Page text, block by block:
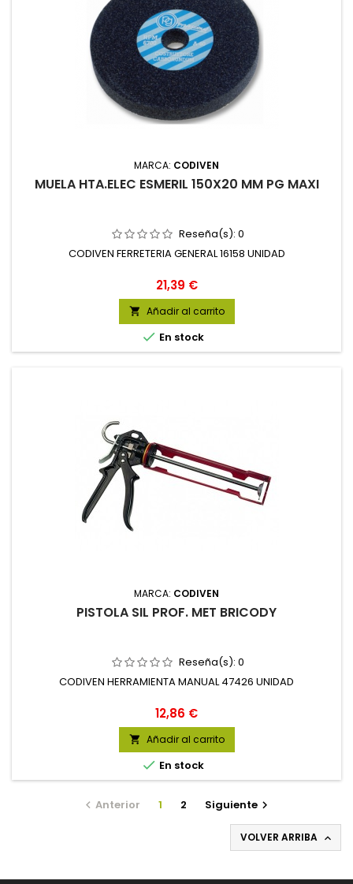
MARCA: CODIVEN
MUELA HTA.ELEC ESMERIL 150X20 MM PG MAXI
Reseña(s): 0
CODIVEN FERRETERIA GENERAL 16158 UNIDAD
Precio
21,39 €
 Añadir al carrito
 En stock
MARCA: CODIVEN
PISTOLA SIL PROF. MET BRICODY
Reseña(s): 0
CODIVEN HERRAMIENTA MANUAL 47426 UNIDAD
Precio
12,86 €
 Añadir al carrito
 En stock
 Anterior 1 2 Siguiente 
VOLVER ARRIBA 